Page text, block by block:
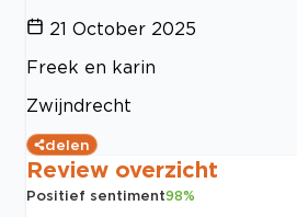
21 October 2025
Freek en karin
Zwijndrecht
delen
Review overzicht
Positief sentiment98%